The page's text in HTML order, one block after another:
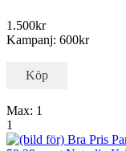
1.500kr
Kampanj: 600kr
Köp
Max: 1
1